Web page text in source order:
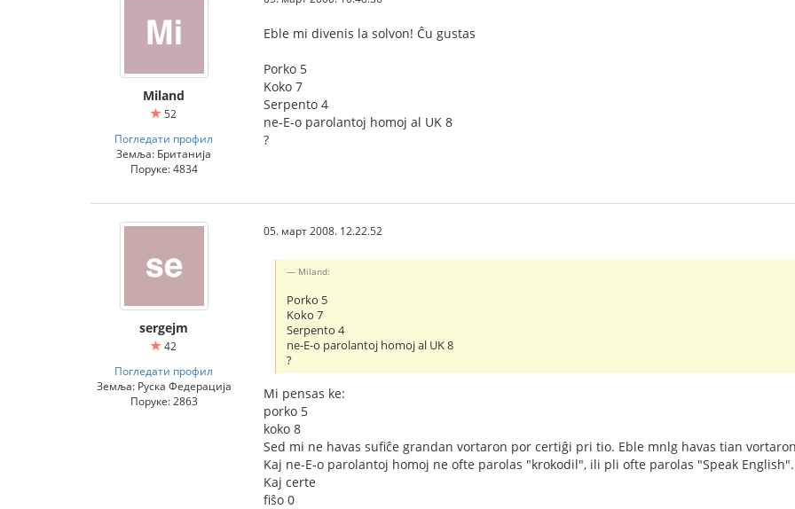
Miland
52
Погледати профил
Земља: Британија
Поруке: 4834
Eble mi divenis la solvon! Ĉu gustas
Porko 5
Koko 7
Serpento 4
ne-E-o parolantoj homoj al UK 8
?
sergejm
42
Погледати профил
Земља: Руска Федерација
Поруке: 2863
05. март 2008. 12.22.52
Miland:
Porko 5
Koko 7
Serpento 4
ne-E-o parolantoj homoj al UK 8
?
Mi pensas ke:
porko 5
koko 8
Sed mi ne havas sufiĉe grandan vortaron por certiĝi pri tio. Eble mnlg havas tian
Kaj ne-E-o parolantoj homoj ne ofte parolas "krokodil", ili pli ofte parolas "Speak English".
Kaj certe
fiŝo 0